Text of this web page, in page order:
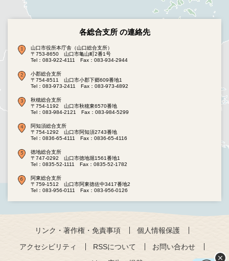
各総合支所 の連絡先
山口市役所本庁舎（山口総合支所）
〒753-8650 山口市亀山町2番1号
Tel：083-922-4111
Fax：083-934-2944
小郡総合支所
〒754-8511 山口市小郡下郷609番地1
Tel：083-973-2411
Fax：083-973-4892
秋穂総合支所
〒754-1192 山口市秋穂東6570番地
Tel：083-984-2121
Fax：083-984-5299
阿知須総合支所
〒754-1292 山口市阿知須2743番地
Tel：0836-65-4111
Fax：0836-65-4116
徳地総合支所
〒747-0292 山口市徳地堀1561番地1
Tel：0835-52-1111
Fax：0835-52-1782
阿東総合支所
〒759-1512 山口市阿東徳佐中3417番地2
Tel：083-956-0111
Fax：083-956-0126
リンク・著作権・免責事項
個人情報保護
アクセシビリティ
RSSについて
お問い合わせ